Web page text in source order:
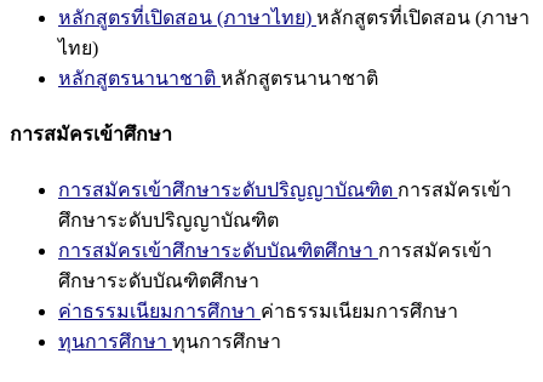
หลักสูตรที่เปิดสอน (ภาษาไทย) หลักสูตรที่เปิดสอน (ภาษา
ไทย)
หลักสูตรนานาชาติ หลักสูตรนานาชาติ
การสมัครเข้าศึกษา
การสมัครเข้าศึกษาระดับปริญญาบัณฑิต การสมัครเข้า
ศึกษาระดับปริญญาบัณฑิต
การสมัครเข้าศึกษาระดับบัณฑิตศึกษา การสมัครเข้า
ศึกษาระดับบัณฑิตศึกษา
ค่าธรรมเนียมการศึกษา ค่าธรรมเนียมการศึกษา
ทุนการศึกษา ทุนการศึกษา